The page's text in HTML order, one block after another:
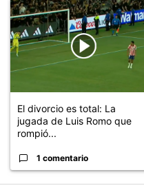
PUBLICIDAD
Un artículo de tendencia con
El divorcio es total: La
jugada de Luis Romo que
rompió...
1 comentario